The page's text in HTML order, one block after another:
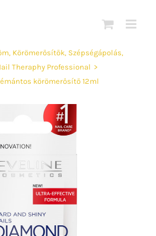
, Körömerősítők, Szépségápolás,
Theraphy Professional >
körömerősítő 12ml